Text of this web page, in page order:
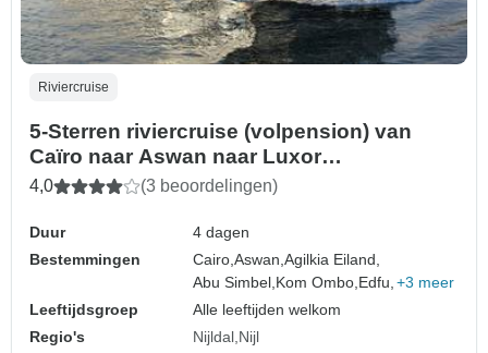
Riviercruise
5-Sterren riviercruise (volpension) van
Caïro naar Aswan naar Luxor
(binnenlandse vlucht inbegrepen)
4,0 (3 beoordelingen)
Duur
4 dagen
Bestemmingen
Cairo,Aswan,Agilkia Eiland,
Abu Simbel, Kom Ombo, Edfu, +3 meer
Leeftijdsgroep
Alle leeftijden welkom
Regio's
Nijldal Nijl